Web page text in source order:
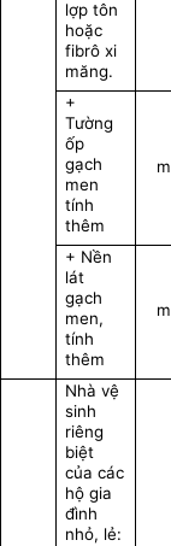
lợp tôn
hoặc
fibrô xi
măng.
+
Tường
ốp
gạch
men
tính
thêm
m
+ Nền
lát
gạch
men,
tính
thêm
m
Nhà vệ
sinh
riêng
biệt
của các
hộ gia
đình
nhỏ, lẻ: